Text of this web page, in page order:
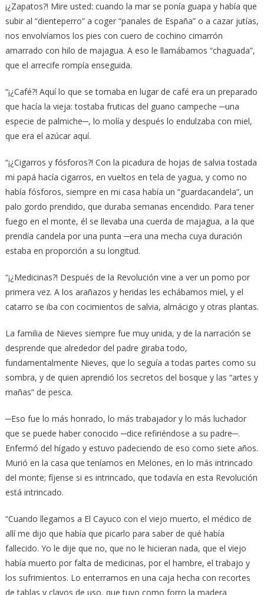
¡¿Zapatos?! Mire usted: cuando la mar se ponía guapa y había que
subir al “dienteperro” a coger “panales de España” o a cazar jutías,
nos envolvíamos los pies con cuero de cochino cimarrón
amarrado con hilo de majagua. A eso le llamábamos “chaguada”,
que el arrecife rompía enseguida.
“¡¿Café?! Aquí lo que se tomaba en lugar de café era un preparado
que hacía la vieja: tostaba fruticas del guano campeche ─una
especie de palmiche─, lo molía y después lo endulzaba con miel,
que era el azúcar aquí.
“¡¿Cigarros y fósforos?! Con la picadura de hojas de salvia tostada
mi papá hacía cigarros, en vueltos en tela de yagua, y como no
había fósforos, siempre en mi casa había un “guardacandela”, un
palo gordo prendido, que duraba semanas encendido. Para tener
fuego en el monte, él se llevaba una cuerda de majagua, a la que
prendía candela por una punta ─era una mecha cuya duración
estaba en proporción a su longitud.
“¡¿Medicinas?! Después de la Revolución vine a ver un pomo por
primera vez. A los arañazos y heridas les echábamos miel, y el
catarro se iba con cocimientos de salvia, almácigo y otras plantas.
La familia de Nieves siempre fue muy unida, y de la narración se
desprende que alrededor del padre giraba todo,
fundamentalmente Nieves, que lo seguía a todas partes como su
sombra, y de quien aprendió los secretos del bosque y las “artes y
mañas” de pesca.
─Eso fue lo más honrado, lo más trabajador y lo más luchador
que se puede haber conocido ─dice refiriéndose a su padre─.
Enfermó del hígado y estuvo padeciendo de eso como siete años.
Murió en la casa que teníamos en Melones, en lo más intrincado
del monte; fíjense si es intrincado, que todavía en esta Revolución
está intrincado.
“Cuando llegamos a El Cayuco con el viejo muerto, el médico de
allí me dijo que había que picarlo para saber de qué había
fallecido. Yo le dije que no, que no le hicieran nada, que el viejo
había muerto por falta de medicinas, por el hambre, el trabajo y
los sufrimientos. Lo enterramos en una caja hecha con recortes
de tablas y clavos de uso, que tuvo como forro la madera